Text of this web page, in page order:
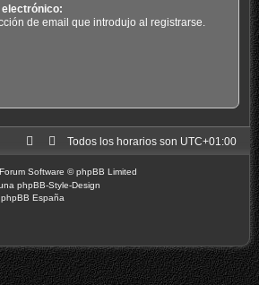
de email que introdujo al registrarse.
Todos los horarios son UTC+01:00
Software © phpBB Limited
phpBB-Style-Design
phpBB España